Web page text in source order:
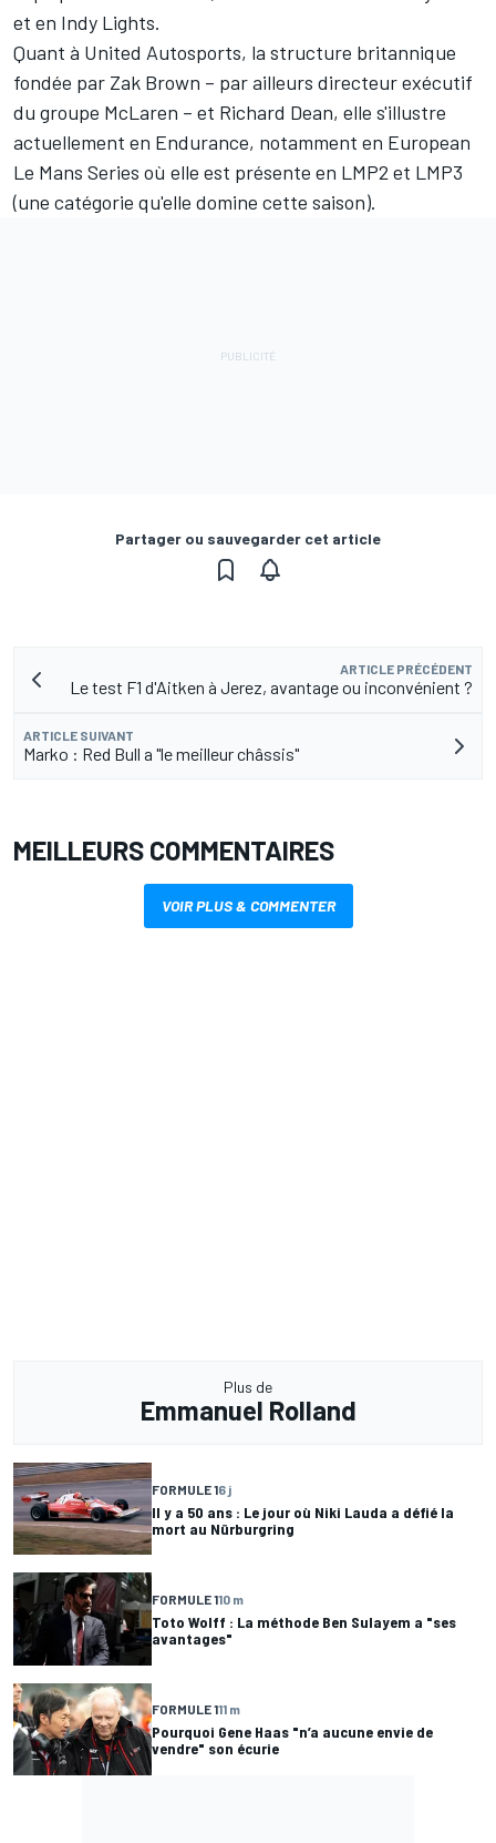
et en Indy Lights.
Quant à United Autosports, la structure britannique
fondée par Zak Brown – par ailleurs directeur exécutif
du groupe McLaren – et Richard Dean, elle s'illustre
actuellement en Endurance, notamment en European
Le Mans Series où elle est présente en LMP2 et LMP3
(une catégorie qu'elle domine cette saison).
Partager ou sauvegarder cet article
ARTICLE PRÉCÉDENT
Le test F1 d'Aitken à Jerez, avantage ou inconvénient ?
ARTICLE SUIVANT
Marko : Red Bull a "le meilleur châssis"
MEILLEURS COMMENTAIRES
VOIR PLUS & COMMENTER
Plus de
Emmanuel Rolland
FORMULE 16 j
Il y a 50 ans : Le jour où Niki Lauda a défié la
mort au Nürburgring
FORMULE 110 m
Toto Wolff : La méthode Ben Sulayem a "ses
avantages"
FORMULE 111 m
Pourquoi Gene Haas "n’a aucune envie de
vendre" son écurie